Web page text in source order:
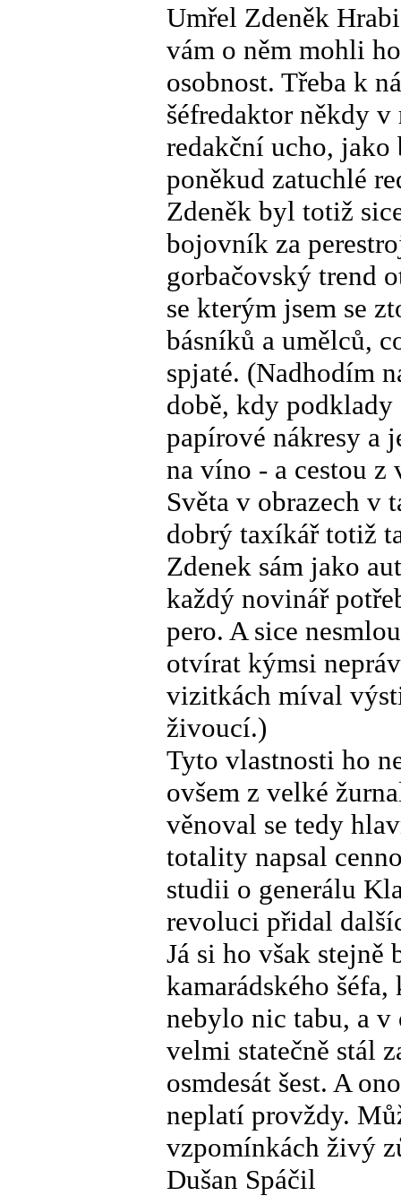
Umřel Zdeněk
vám o něm mohli
osobnost. Třeba k
šéfredaktor někdy
redakční ucho,
poněkud zatuchlé
Zdeněk byl totiž
bojovník za
gorbačovský trend
se kterým jsem se
básníků a umělců,
spjaté. (Nadhodím
době, kdy
papírové nákresy a
na víno - a cestou z
Světa v obrazech v
dobrý taxíkář totiž
Zdenek sám jako
každý novinář
pero. A sice
otvírat kýmsi
vizitkách míval
živoucí.)
Tyto vlastnosti ho
ovšem z velké
věnoval se tedy
totality napsal
studii o generálu
revoluci přidal
Já si ho však
kamarádského
nebylo nic tabu, a v
velmi statečně stál
osmdesát šest. A
neplatí provždy.
vzpomínkách živý
Dušan Spáčil